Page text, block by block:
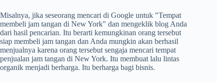
Misalnya, jika seseorang mencari di Google untuk "Tempat
membeli jam tangan di New York" dan mengeklik blog Anda
dari hasil pencarian. Itu berarti kemungkinan orang tersebut
siap membeli jam tangan dan Anda mungkin akan berhasil
menjualnya karena orang tersebut sengaja mencari tempat
penjualan jam tangan di New York. Itu membuat lalu lintas
organik menjadi berharga. Itu berharga bagi bisnis.